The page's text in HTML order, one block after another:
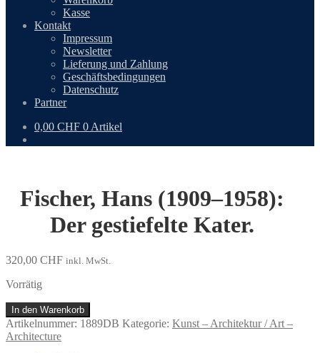
Kasse
Kontakt
Impressum
Newsletter
Lieferung und Zahlung
Geschäftsbedingungen
Datenschutz
Partner
0,00 CHF 0 Artikel
Fischer, Hans (1909–1958):
Der gestiefelte Kater.
320,00 CHF inkl. MwSt.
Vorrätig
Fischer,
Hans
(1909–
In den Warenkorb
Artikelnummer: 1889DB Kategorie: Kunst – Architektur / Art –
Architecture